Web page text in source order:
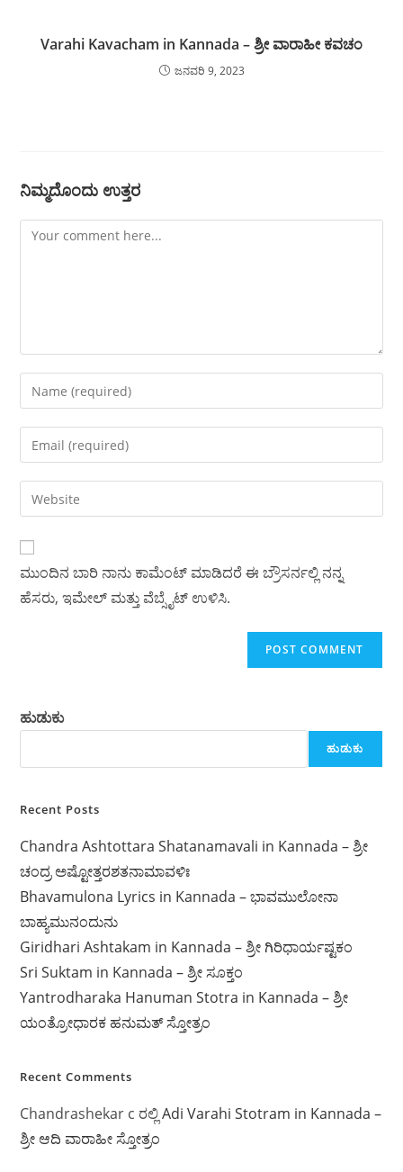
Varahi Kavacham in Kannada – ಶ್ರೀ ವಾರಾಹೀ ಕವಚಂ
ಜನವರಿ 9, 2023
ನಿಮ್ಮದೊಂದು ಉತ್ತರ
Comment
Enter
your
name
comment
Enter
your
email
address
comment
Enter
your
website
URL
(optional)
ಮುಂದಿನ ಬಾರಿ ನಾನು ಕಾಮೆಂಟ್ ಮಾಡಿದರೆ ಈ ಬ್ರೌಸರ್ನಲ್ಲಿ ನನ್ನ
ಹೆಸರು, ಇಮೇಲ್ ಮತ್ತು ವೆಬ್ಸೈಟ್ ಉಳಿಸಿ.
ಹುಡುಕು
ಹುಡುಕು
Recent Posts
Chandra Ashtottara Shatanamavali in Kannada – ಶ್ರೀ
ಚಂದ್ರ ಅಷ್ಟೋತ್ತರಶತನಾಮಾವಳಿಃ
Bhavamulona Lyrics in Kannada – ಭಾವಮುಲೋನಾ
ಬಾಹ್ಯಮುನಂದುನು
Giridhari Ashtakam in Kannada – ಶ್ರೀ ಗಿರಿಧಾರ್ಯಷ್ಟಕಂ
Sri Suktam in Kannada – ಶ್ರೀ ಸೂಕ್ತಂ
Yantrodharaka Hanuman Stotra in Kannada – ಶ್ರೀ
ಯಂತ್ರೋಧಾರಕ ಹನುಮತ್ ಸ್ತೋತ್ರಂ
Recent Comments
Chandrashekar c ರಲ್ಲಿAdi Varahi Stotram in Kannada –
ಶ್ರೀ ಆದಿ ವಾರಾಹೀ ಸ್ತೋತ್ರಂ